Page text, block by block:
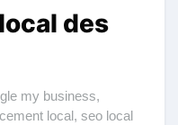
des
my business,
local, seo local